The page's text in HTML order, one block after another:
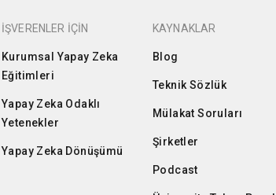
İŞVERENLER İÇİN
Kurumsal Yapay Zeka
Eğitimleri
Yapay Zeka Odaklı
Yetenekler
Yapay Zeka Dönüşümü
KAYNAKLAR
Blog
Teknik Sözlük
Mülakat Soruları
Şirketler
Podcast